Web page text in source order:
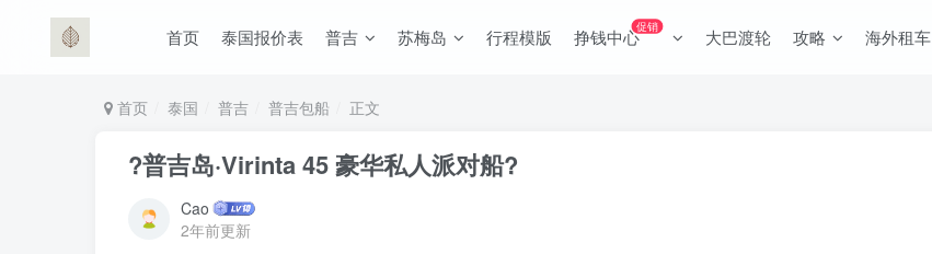
首页 泰国报价表 普吉 苏梅岛 行程模版 挣钱中心促销 大巴渡轮 攻略 海外租车
首页 泰国 普吉 普吉包船 正文
?️普吉岛·Virinta 45 豪华私人派对船?️
Cao
2年前更新